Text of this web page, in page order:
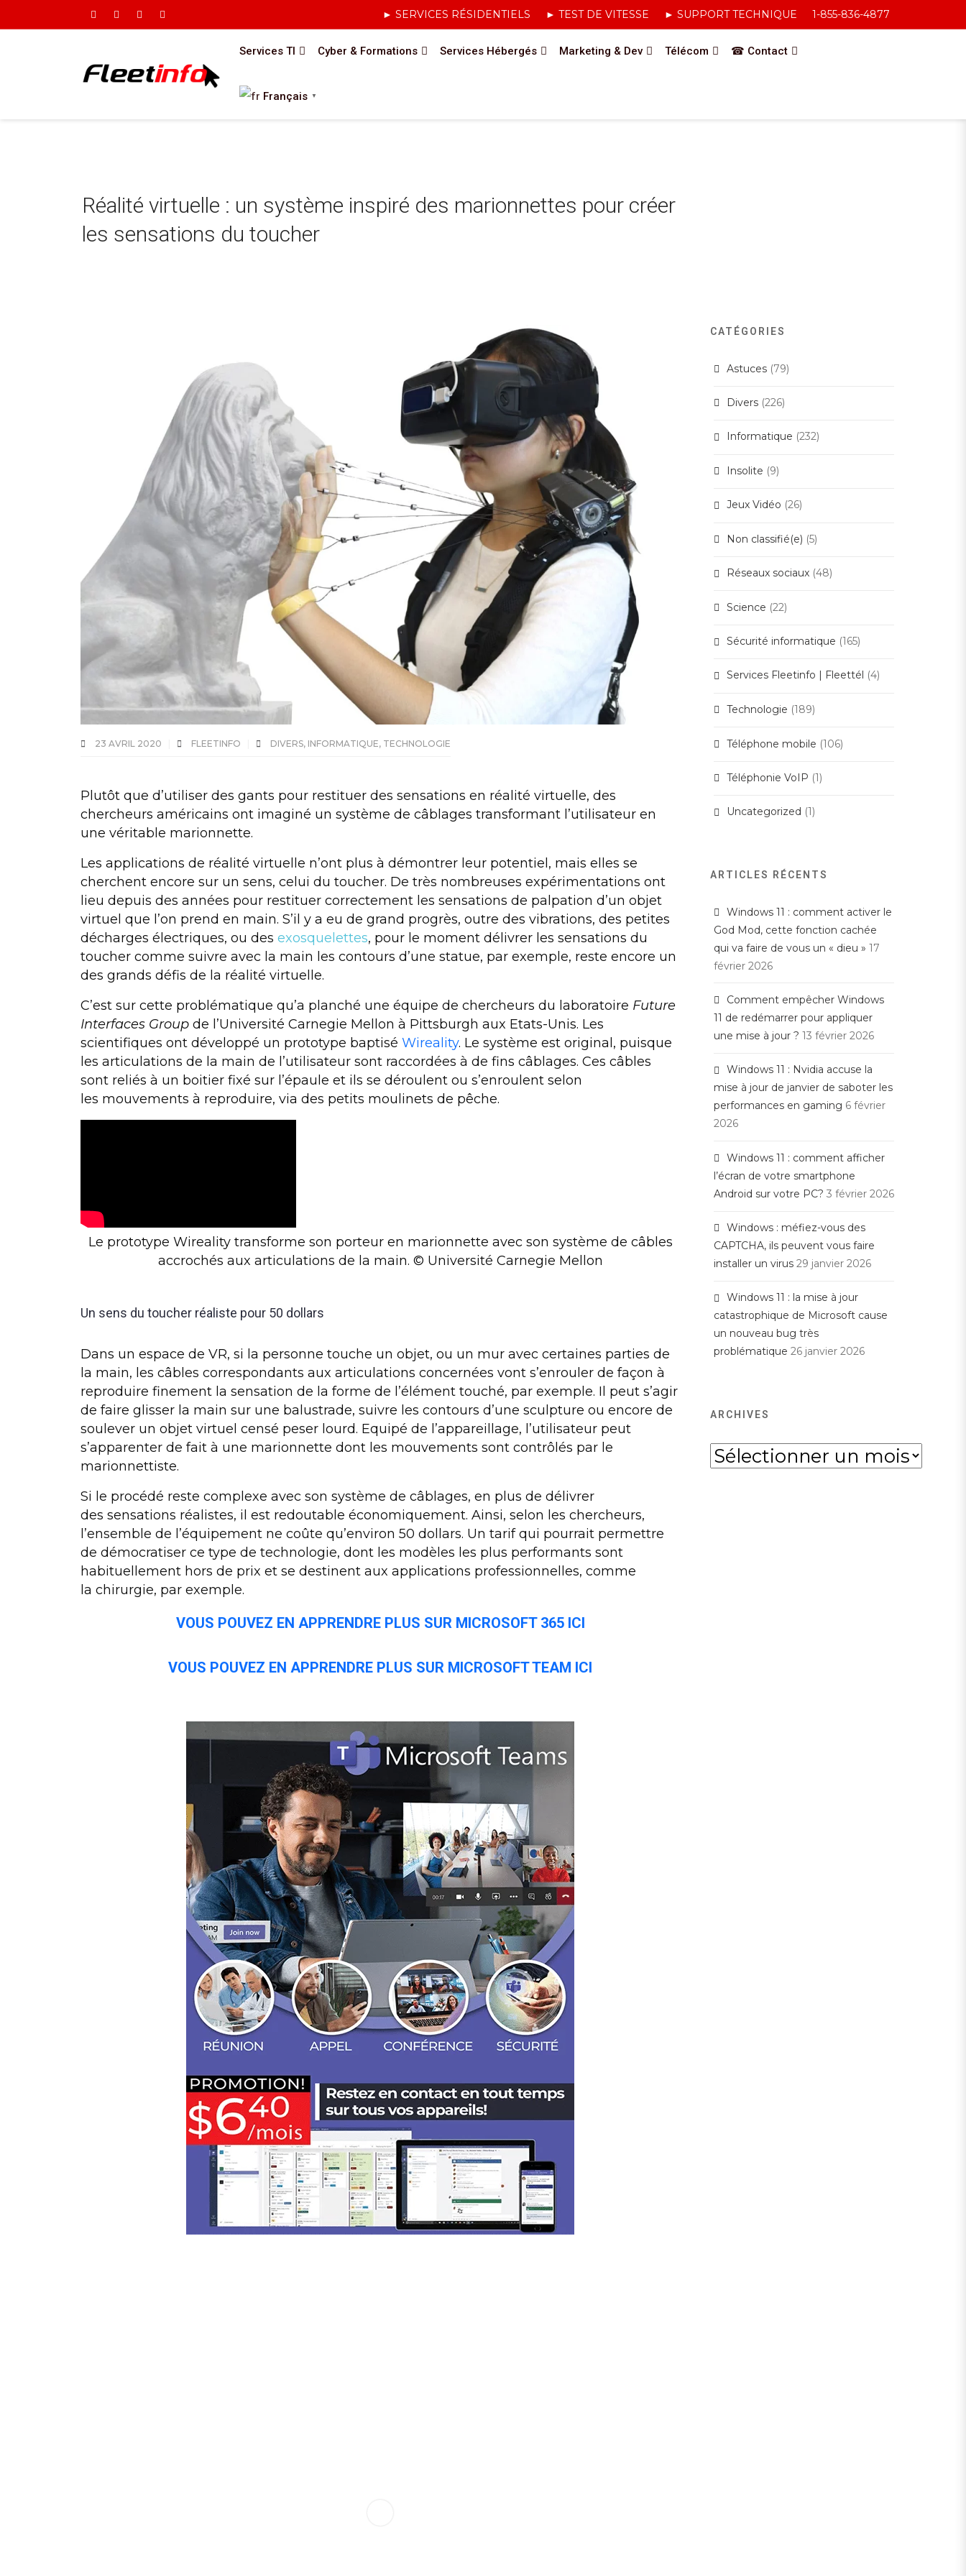
► SERVICES RÉSIDENTIELS ► TEST DE VITESSE ► SUPPORT TECHNIQUE 1-855-836-4877
Services TI Cyber & Formations Services Hébergés Marketing & Dev Télécom ☎ Contact
Français ▼
Réalité virtuelle : un système inspiré des marionnettes pour créer
les sensations du toucher
23 AVRIL 2020 FLEETINFO DIVERS, INFORMATIQUE, TECHNOLOGIE
Plutôt que d’utiliser des gants pour restituer des sensations en réalité virtuelle, des
chercheurs américains ont imaginé un système de câblages transformant l’utilisateur en
une véritable marionnette.
Les applications de réalité virtuelle n’ont plus à démontrer leur potentiel, mais elles se
cherchent encore sur un sens, celui du toucher. De très nombreuses expérimentations ont
lieu depuis des années pour restituer correctement les sensations de palpation d’un objet
virtuel que l’on prend en main. S’il y a eu de grand progrès, outre des vibrations, des petites
décharges électriques, ou des exosquelettes, pour le moment délivrer les sensations du
toucher comme suivre avec la main les contours d’une statue, par exemple, reste encore un
des grands défis de la réalité virtuelle.
C’est sur cette problématique qu’a planché une équipe de chercheurs du laboratoire Future
Interfaces Group de l’Université Carnegie Mellon à Pittsburgh aux Etats-Unis. Les
scientifiques ont développé un prototype baptisé Wireality. Le système est original, puisque
les articulations de la main de l’utilisateur sont raccordées à de fins câblages. Ces câbles
sont reliés à un boitier fixé sur l’épaule et ils se déroulent ou s’enroulent selon
les mouvements à reproduire, via des petits moulinets de pêche.
Le prototype Wireality transforme son porteur en marionnette avec son système de câbles
accrochés aux articulations de la main. © Université Carnegie Mellon
Un sens du toucher réaliste pour 50 dollars
Dans un espace de VR, si la personne touche un objet, ou un mur avec certaines parties de
la main, les câbles correspondants aux articulations concernées vont s’enrouler de façon à
reproduire finement la sensation de la forme de l’élément touché, par exemple. Il peut s’agir
de faire glisser la main sur une balustrade, suivre les contours d’une sculpture ou encore de
soulever un objet virtuel censé peser lourd. Equipé de l’appareillage, l’utilisateur peut
s’apparenter de fait à une marionnette dont les mouvements sont contrôlés par le
marionnettiste.
Si le procédé reste complexe avec son système de câblages, en plus de délivrer
des sensations réalistes, il est redoutable économiquement. Ainsi, selon les chercheurs,
l’ensemble de l’équipement ne coûte qu’environ 50 dollars. Un tarif qui pourrait permettre
de démocratiser ce type de technologie, dont les modèles les plus performants sont
habituellement hors de prix et se destinent aux applications professionnelles, comme
la chirurgie, par exemple.
VOUS POUVEZ EN APPRENDRE PLUS SUR MICROSOFT 365 ICI
VOUS POUVEZ EN APPRENDRE PLUS SUR MICROSOFT TEAM ICI
CATÉGORIES
Astuces (79)
Divers (226)
Informatique (232)
Insolite (9)
Jeux Vidéo (26)
Non classifié(e) (5)
Réseaux sociaux (48)
Science (22)
Sécurité informatique (165)
Services Fleetinfo | Fleettél (4)
Technologie (189)
Téléphone mobile (106)
Téléphonie VoIP (1)
Uncategorized (1)
ARTICLES RÉCENTS
Windows 11 : comment activer le
God Mod, cette fonction cachée
qui va faire de vous un « dieu » 17
février 2026
Comment empêcher Windows
11 de redémarrer pour appliquer
une mise à jour ? 13 février 2026
Windows 11 : Nvidia accuse la
mise à jour de janvier de saboter les
performances en gaming 6 février
2026
Windows 11 : comment afficher
l’écran de votre smartphone
Android sur votre PC? 3 février 2026
Windows : méfiez-vous des
CAPTCHA, ils peuvent vous faire
installer un virus 29 janvier 2026
Windows 11 : la mise à jour
catastrophique de Microsoft cause
un nouveau bug très
problématique 26 janvier 2026
ARCHIVES
Archives